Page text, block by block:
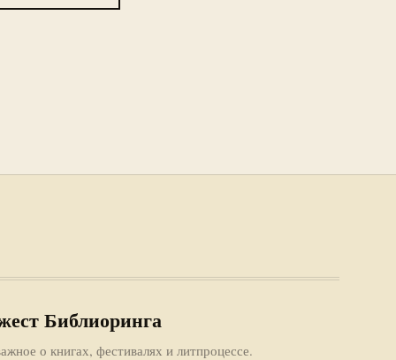
Библиоринга
о книгах, фестивалях и литпроцессе.